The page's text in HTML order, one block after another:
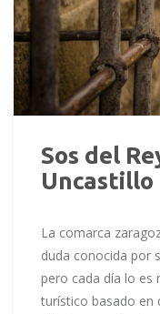
Sos del
Uncastillo
La comarca
duda conocida por
pero cada día lo es
turístico basado en